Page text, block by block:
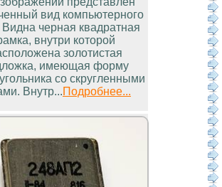
вид компьютерного
Видна черная квадратная
внутри которой
золотистая
имеющая форму
со скругленными
Внутр...Подробнее...